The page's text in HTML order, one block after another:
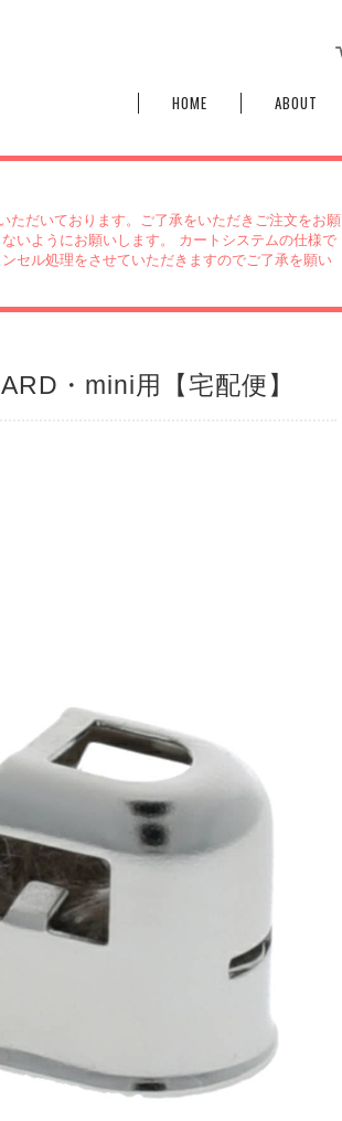
HOME ABOUT
ただいております。ご了承をいただきご注文をお願
いようにお願いします。 カートシステムの仕様で
セル処理をさせていただきますのでご了承を願い
・mini用【宅配便】